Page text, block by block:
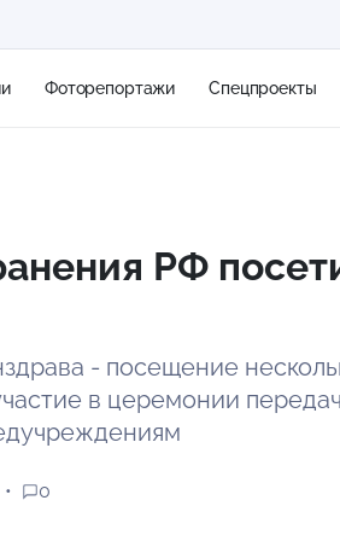
Фоторепортажи Спецпроекты
РФ
- посещение
в церемонии
0